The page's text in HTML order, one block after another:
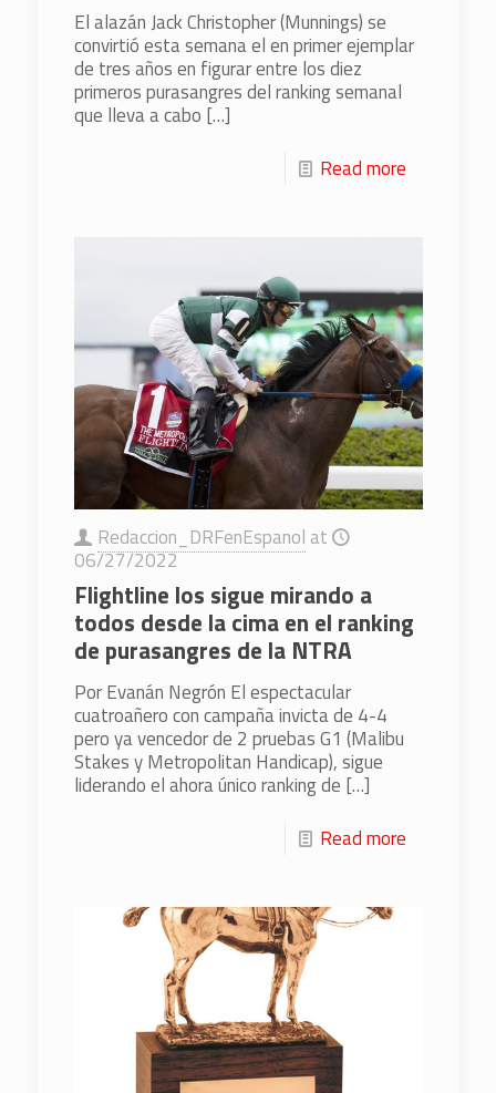
El alazán Jack Christopher (Munnings) se
convirtió esta semana el en primer ejemplar
de tres años en figurar entre los diez
primeros purasangres del ranking semanal
que lleva a cabo […]
Read more
Redaccion_DRFenEspanol at
06/27/2022
Flightline los sigue mirando a
todos desde la cima en el ranking
de purasangres de la NTRA
Por Evanán Negrón El espectacular
cuatroañero con campaña invicta de 4-4
pero ya vencedor de 2 pruebas G1 (Malibu
Stakes y Metropolitan Handicap), sigue
liderando el ahora único ranking de […]
Read more